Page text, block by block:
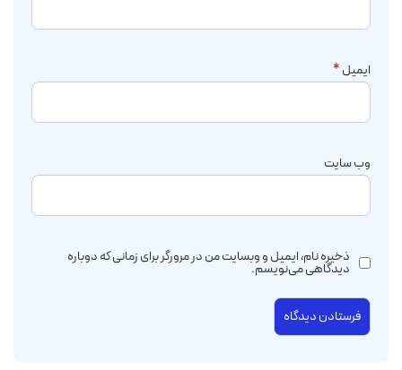
ایمیل*
وب‌ سایت
ذخیره نام، ایمیل و وبسایت من در مرورگر برای زمانی که دوباره
دیدگاهی می‌نویسم.